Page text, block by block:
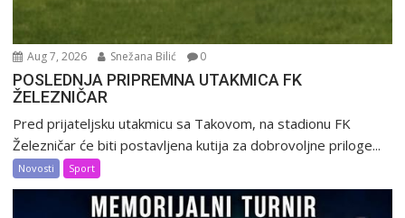
Aug 7, 2026 Snežana Bilić 0
POSLEDNJA PRIPREMNA UTAKMICA FK
ŽELEZNIČAR
Pred prijateljsku utakmicu sa Takovom, na stadionu FK
Železničar će biti postavljena kutija za dobrovoljne priloge...
Novosti Sport